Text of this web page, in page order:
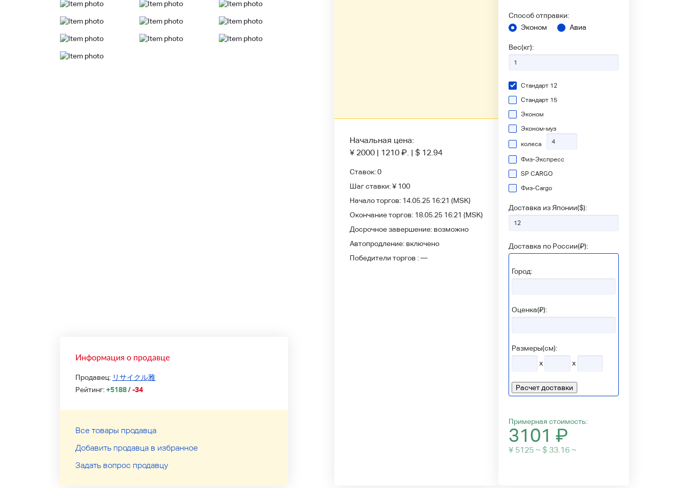
Информация о продавце
Продавец: リサイクル雅
Рейтинг:+5188/-34
Все товары продавца
Добавить продавца в избранное
Задать вопрос продавцу
Начальная цена:
¥ 2000 | 1210 ₽. | $ 12.94
Ставок:0
Шаг ставки:¥ 100
Начало торгов: 14.05.25 16:21 (MSK)
Окончание торгов: 18.05.25 16:21 (MSK)
Досрочное завершение: возможно
Автопродление: включено
Победители торгов :—
Способ отправки:
Эконом
Авиа
Вес(кг):
Стандарт 12
Стандарт 15
Эконом
Эконом-муз
колеса
Физ-Экспресс
SP CARGO
Физ-Сargo
Доставка из Японии($):
Доставка по России(₽):
Город:
Оценка(₽):
Размеры(см):
x
x
Расчет доставки
Примерная стоимость:
3101 ₽
¥ 5125 ~ $ 33.16 ~